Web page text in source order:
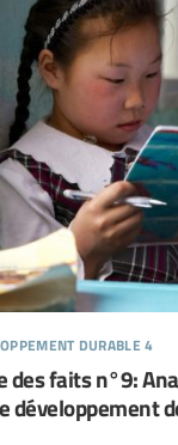
durable 4
des faits n°9:
développement